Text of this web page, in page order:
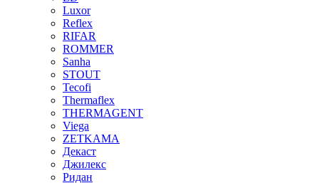
Luxor
Reflex
RIFAR
ROMMER
Sanha
STOUT
Tecofi
Thermaflex
THERMAGENT
Viega
ZETKAMA
Декаст
Джилекс
Ридан